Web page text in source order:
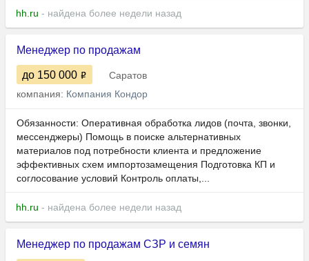
hh.ru - найдена более недели назад
Менеджер по продажам
до 150 000
Саратов
компания: Компания Кондор
Обязанности: Оперативная обработка лидов (почта, звонки,
мессенджеры) Помощь в поиске альтернативных
материалов под потребности клиента и предложение
эффективных схем импортозамещения Подготовка КП и
соглосование условий Контроль оплаты,...
hh.ru - найдена более недели назад
Менеджер по продажам СЗР и семян